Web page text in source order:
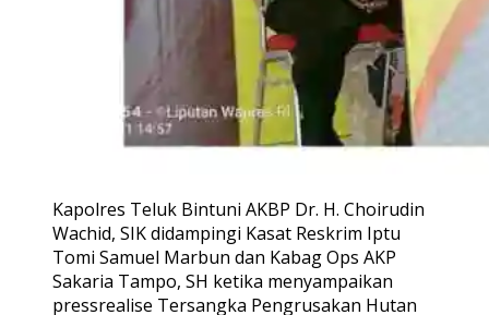
Kapolres Teluk Bintuni AKBP Dr. H. Choirudin
Wachid, SIK didampingi Kasat Reskrim Iptu
Tomi Samuel Marbun dan Kabag Ops AKP
Sakaria Tampo, SH ketika menyampaikan
pressrealise Tersangka Pengrusakan Hutan